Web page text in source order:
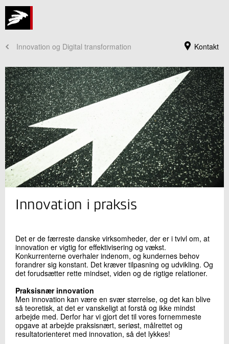
Kontakt
Innovation og Digital transformation
Jeg er din kontaktperson
Lone Borg
Sektionsleder
+45 72 20 35 94
Send e-mail
Innovation i praksis
Det er de færreste danske virksomheder, der er i tvivl om, at
innovation er vigtig for effektivisering og vækst.
Konkurrenterne overhaler indenom, og kundernes behov
forandrer sig konstant. Det kræver tilpasning og udvikling. Og
det forudsætter rette mindset, viden og de rigtige relationer.
Praksisnær innovation
Men innovation kan være en svær størrelse, og det kan blive
så teoretisk, at det er vanskeligt at forstå og ikke mindst
arbejde med. Derfor har vi gjort det til vores fornemmeste
opgave at arbejde praksisnært, seriøst, målrettet og
resultatorienteret med innovation, så det lykkes!